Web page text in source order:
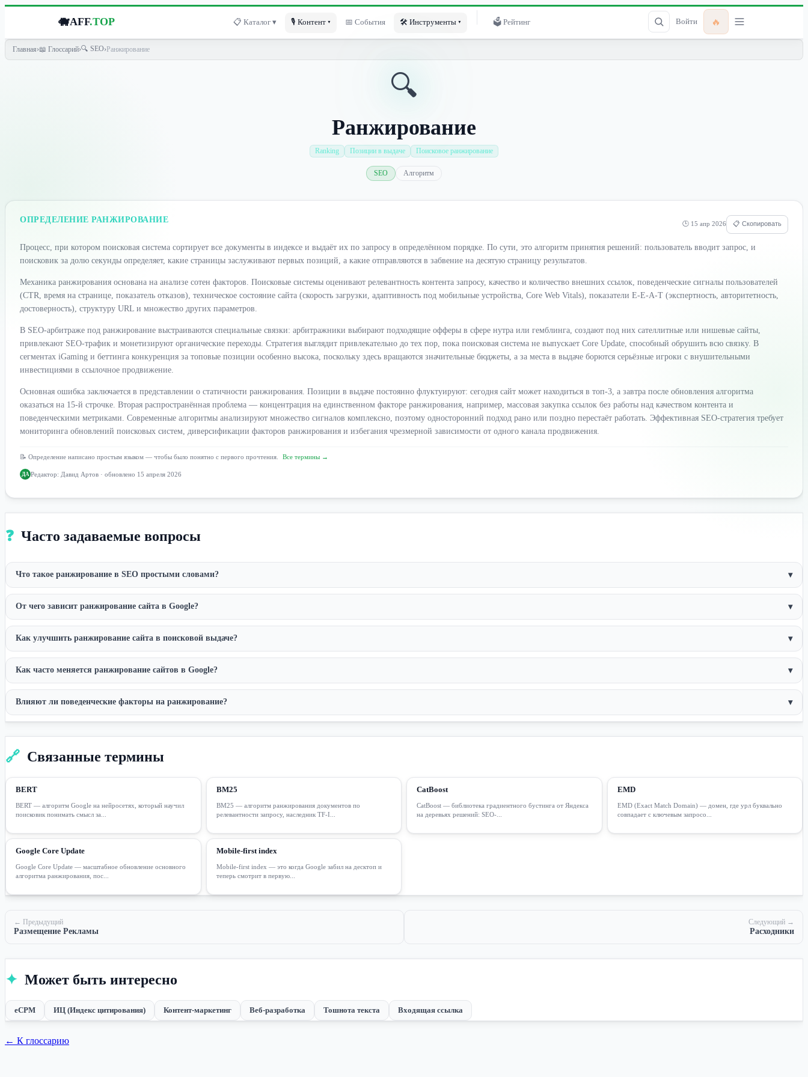
🐗AFF.TOP 📋 Каталог ▾ 🎙 Контент ▾ 📅 События 🛠 Инструменты ▾ 🗳 Рейтинг Войти 🔥
Главная›📖 Глоссарий›🔍 SEO› Ранжирование
🔍
Ранжирование
Ranking Позиции в выдаче Поисковое ранжирование
SEO Алгоритм
ОПРЕДЕЛЕНИЕ РАНЖИРОВАНИЕ 🕒 15 апр 2026 📋 Скопировать
Процесс, при котором поисковая система сортирует все документы в индексе и выдаёт их по запросу в определённом порядке. По сути, это алгоритм принятия решений: пользователь вводит запрос, и
поисковик за долю секунды определяет, какие страницы заслуживают первых позиций, а какие отправляются в забвение на десятую страницу результатов.
Механика ранжирования основана на анализе сотен факторов. Поисковые системы оценивают релевантность контента запросу, качество и количество внешних ссылок, поведенческие сигналы пользователей
(CTR, время на странице, показатель отказов), техническое состояние сайта (скорость загрузки, адаптивность под мобильные устройства, Core Web Vitals), показатели E-E-A-T (экспертность, авторитетность,
достоверность), структуру URL и множество других параметров.
В SEO-арбитраже под ранжирование выстраиваются специальные связки: арбитражники выбирают подходящие офферы в сфере нутра или гемблинга, создают под них сателлитные или нишевые сайты,
привлекают SEO-трафик и монетизируют органические переходы. Стратегия выглядит привлекательно до тех пор, пока поисковая система не выпускает Core Update, способный обрушить всю связку. В
сегментах iGaming и беттинга конкуренция за топовые позиции особенно высока, поскольку здесь вращаются значительные бюджеты, а за места в выдаче борются серьёзные игроки с внушительными
инвестициями в ссылочное продвижение.
Основная ошибка заключается в представлении о статичности ранжирования. Позиции в выдаче постоянно флуктуируют: сегодня сайт может находиться в топ-3, а завтра после обновления алгоритма
оказаться на 15-й строчке. Вторая распространённая проблема — концентрация на единственном факторе ранжирования, например, массовая закупка ссылок без работы над качеством контента и
поведенческими метриками. Современные алгоритмы анализируют множество сигналов комплексно, поэтому односторонний подход рано или поздно перестаёт работать. Эффективная SEO-стратегия требует
мониторинга обновлений поисковых систем, диверсификации факторов ранжирования и избегания чрезмерной зависимости от одного канала продвижения.
📝 Определение написано простым языком — чтобы было понятно с первого прочтения. Все термины →
ДА Редактор: Давид Артов · обновлено 15 апреля 2026
❓ Часто задаваемые вопросы
Что такое ранжирование в SEO простыми словами? ▾
От чего зависит ранжирование сайта в Google? ▾
Как улучшить ранжирование сайта в поисковой выдаче? ▾
Как часто меняется ранжирование сайтов в Google? ▾
Влияют ли поведенческие факторы на ранжирование? ▾
🔗 Связанные термины
BERT
BERT — алгоритм Google на нейросетях, который научил
поисковик понимать смысл за...
BM25
BM25 — алгоритм ранжирования документов по
релевантности запросу, наследник TF-I...
CatBoost
CatBoost — библиотека градиентного бустинга от Яндекса
на деревьях решений: SEO-...
EMD
EMD (Exact Match Domain) — домен, где урл буквально
совпадает с ключевым запросо...
Google Core Update
Google Core Update — масштабное обновление основного
алгоритма ранжирования, пос...
Mobile-first index
Mobile-first index — это когда Google забил на десктоп и
теперь смотрит в первую...
← Предыдущий
Размещение Рекламы
Следующий →
Расходники
✦ Может быть интересно
eCPM ИЦ (Индекс цитирования) Контент-маркетинг Веб-разработка Тошнота текста Входящая ссылка
← К глоссарию